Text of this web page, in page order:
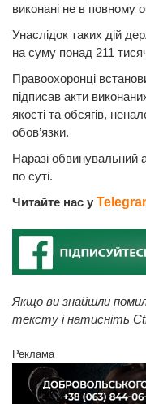
виконані не в повному
Унаслідок таких дій
на суму понад 211
Правоохоронці
підписав акти
якості та обсягів,
обов’язки.
Наразі обвинувальний
по суті.
Читайте нас у
Якщо ви знайшли
тексту і натисніть
Реклама